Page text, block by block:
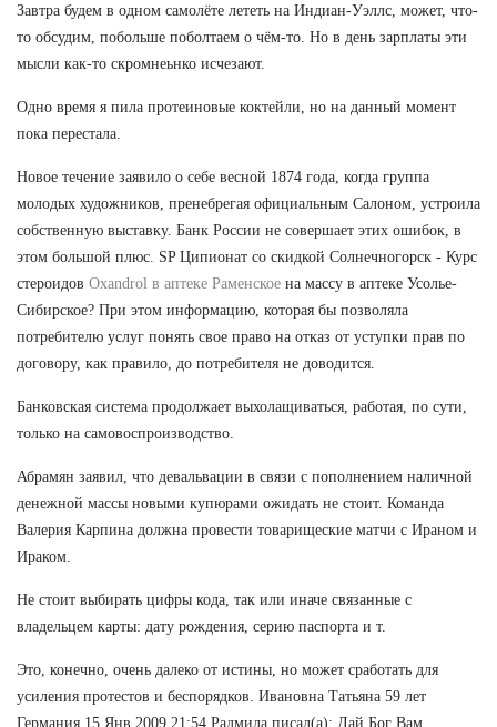
Завтра будем в одном самолёте лететь на Индиан-Уэллс, может, что-
то обсудим, побольше поболтаем о чём-то. Но в день зарплаты эти
мысли как-то скромнеьнко исчезают.
Одно время я пила протеиновые коктейли, но на данный момент
пока перестала.
Новое течение заявило о себе весной 1874 года, когда группа
молодых художников, пренебрегая официальным Салоном, устроила
собственную выставку. Банк России не совершает этих ошибок, в
этом большой плюс. SP Ципионат со скидкой Солнечногорск - Курс
стероидов Oxandrol в аптеке Раменское на массу в аптеке Усолье-
Сибирское? При этом информацию, которая бы позволяла
потребителю услуг понять свое право на отказ от уступки прав по
договору, как правило, до потребителя не доводится.
Банковская система продолжает выхолащиваться, работая, по сути,
только на самовоспроизводство.
Абрамян заявил, что девальвации в связи с пополнением наличной
денежной массы новыми купюрами ожидать не стоит. Команда
Валерия Карпина должна провести товарищеские матчи с Ираном и
Ираком.
Не стоит выбирать цифры кода, так или иначе связанные с
владельцем карты: дату рождения, серию паспорта и т.
Это, конечно, очень далеко от истины, но может сработать для
усиления протестов и беспорядков. Ивановна Татьяна 59 лет
Германия 15 Янв 2009 21:54 Радмила писал(а): Дай Бог Вам